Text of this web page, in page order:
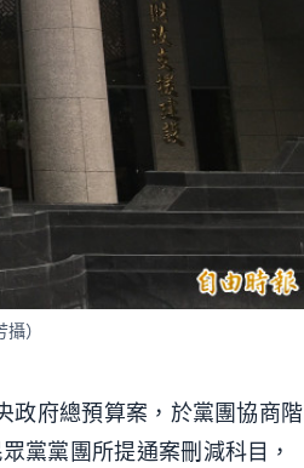
）
政府總預算案，於黨團協商階
黨黨團所提通案刪減科目，